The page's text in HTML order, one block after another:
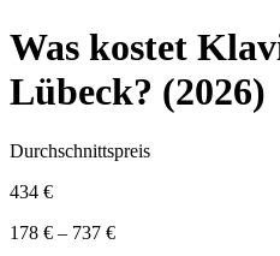
Was kostet
Lübeck? (2026)
Durchschnittspreis
434 €
178 € – 737 €